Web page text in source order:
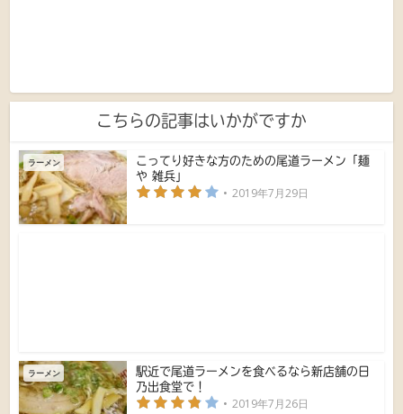
こちらの記事はいかがですか
ラーメン
こってり好きな方のための尾道ラーメン「麺
や 雑兵」
2019年7月29日
ラーメン
駅近で尾道ラーメンを食べるなら新店舗の日
乃出食堂で！
2019年7月26日